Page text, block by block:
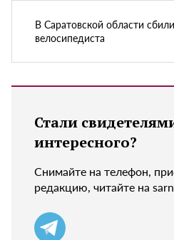
В Саратовской области
велосипедиста
Стали
интересного?
Снимайте на телефон,
редакцию, читайте на